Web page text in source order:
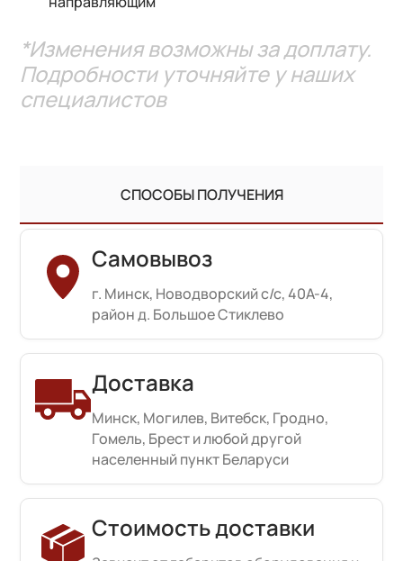
*Изменения возможны за доплату.
Подробности уточняйте у наших
специалистов
СПОСОБЫ ПОЛУЧЕНИЯ
Самовывоз
г. Минск, Новодворский с/с, 40А-4,
район д. Большое Стиклево
Доставка
Минск, Могилев, Витебск, Гродно,
Гомель, Брест и любой другой
населенный пункт Беларуси
Стоимость доставки